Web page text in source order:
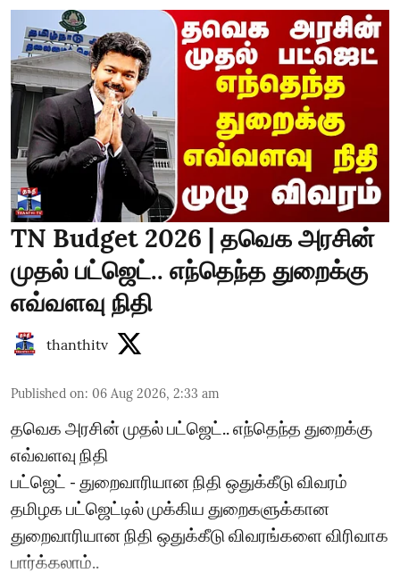
TN Budget 2026 | தவெக அரசின்
முதல் பட்ஜெட்.. எந்தெந்த துறைக்கு
எவ்வளவு நிதி
thanthitv
Published on: 06 Aug 2026, 2:33 am
தவெக அரசின் முதல் பட்ஜெட்.. எந்தெந்த துறைக்கு
எவ்வளவு நிதி
பட்ஜெட் - துறைவாரியான நிதி ஒதுக்கீடு விவரம்
தமிழக பட்ஜெட்டில் முக்கிய துறைகளுக்கான
துறைவாரியான நிதி ஒதுக்கீடு விவரங்களை விரிவாக
பார்க்கலாம்..